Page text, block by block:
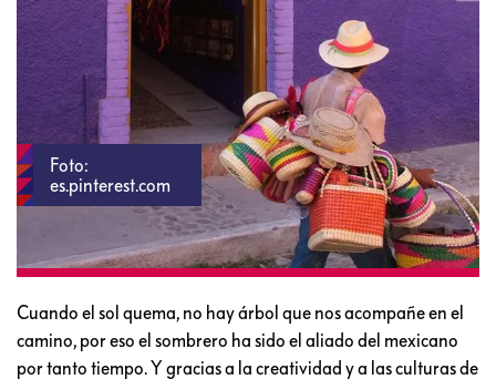
Foto:
es.pinterest.com
Cuando el sol quema, no hay árbol que nos acompañe en el
camino, por eso el sombrero ha sido el aliado del mexicano
por tanto tiempo. Y gracias a la creatividad y a las culturas de